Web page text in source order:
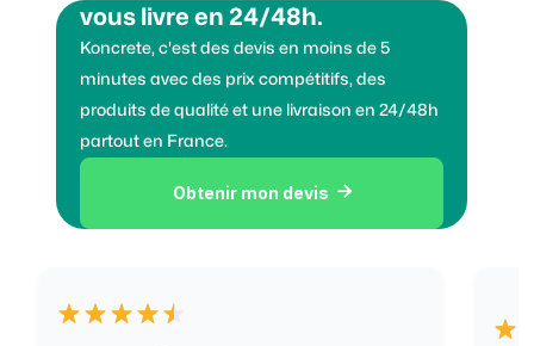
vous livre en 24/48h.
Koncrete, c'est des devis en moins de 5
minutes avec des prix compétitifs, des
produits de qualité et une livraison en 24/48h
partout en France.
Obtenir mon devis 